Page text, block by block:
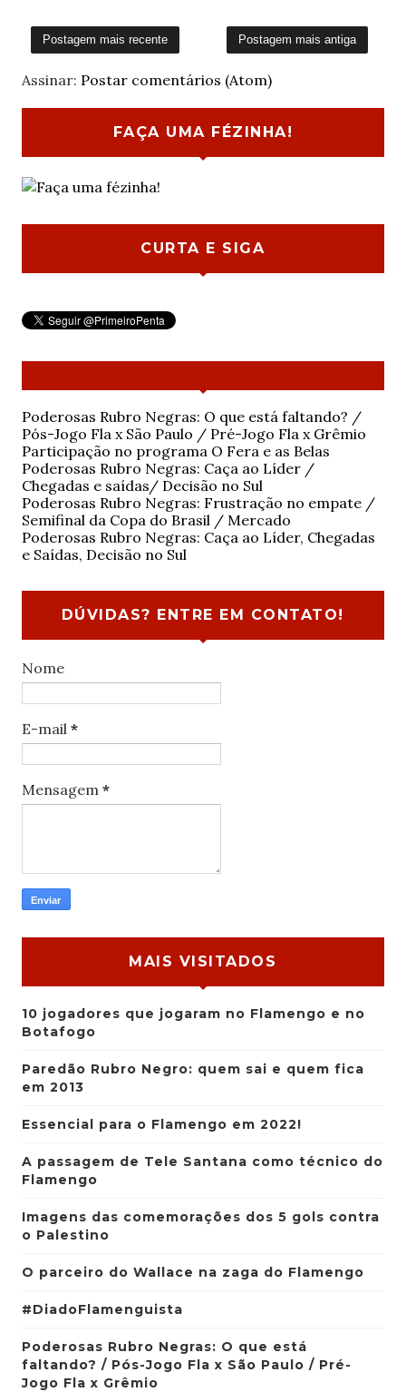
Postagem mais recente Postagem mais antiga
Assinar: Postar comentários (Atom)
FAÇA UMA FÉZINHA!
CURTA E SIGA
Poderosas Rubro Negras: O que está faltando? /
Pós-Jogo Fla x São Paulo / Pré-Jogo Fla x Grêmio
Participação no programa O Fera e as Belas
Poderosas Rubro Negras: Caça ao Líder /
Chegadas e saídas/ Decisão no Sul
Poderosas Rubro Negras: Frustração no empate /
Semifinal da Copa do Brasil / Mercado
Poderosas Rubro Negras: Caça ao Líder, Chegadas
e Saídas, Decisão no Sul
DÚVIDAS? ENTRE EM CONTATO!
Nome
E-mail *
Mensagem *
MAIS VISITADOS
10 jogadores que jogaram no Flamengo e no
Botafogo
Paredão Rubro Negro: quem sai e quem fica
em 2013
Essencial para o Flamengo em 2022!
A passagem de Tele Santana como técnico do
Flamengo
Imagens das comemorações dos 5 gols contra
o Palestino
O parceiro do Wallace na zaga do Flamengo
#DiadoFlamenguista
Poderosas Rubro Negras: O que está
faltando? / Pós-Jogo Fla x São Paulo / Pré-
Jogo Fla x Grêmio